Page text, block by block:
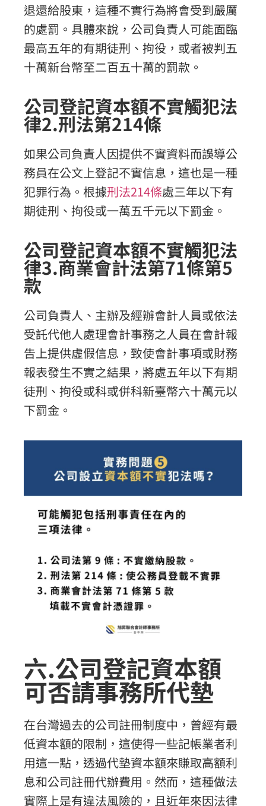
退還給股東，這種不實行為將會受到嚴厲
的處罰。具體來說，公司負責人可能面臨
最高五年的有期徒刑、拘役，或者被判五
十萬新台幣至二百五十萬的罰款。
公司登記資本額不實觸犯法
律2.刑法第214條
如果公司負責人因提供不實資料而誤導公
務員在公文上登記不實信息，這也是一種
犯罪行為。根據刑法214條處三年以下有
期徒刑、拘役或一萬五千元以下罰金。
公司登記資本額不實觸犯法
律3.商業會計法第71條第5
款
公司負責人、主辦及經辦會計人員或依法
受託代他人處理會計事務之人員在會計報
告上提供虛假信息，致使會計事項或財務
報表發生不實之結果，將處五年以下有期
徒刑、拘役或科或併科新臺幣六十萬元以
下罰金。
六.公司登記資本額
可否請事務所代墊
在台灣過去的公司註冊制度中，曾經有最
低資本額的限制，這使得一些記帳業者利
用這一點，透過代墊資本額來賺取高額利
息和公司註冊代辦費用。然而，這種做法
實際上是有違法風險的，且近年來因法律